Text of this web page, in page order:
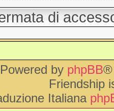
di
Powered by phpBB®
Friendship
Italiana